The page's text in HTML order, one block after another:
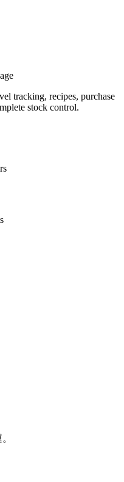
tracking, recipes, purchase
stock control.